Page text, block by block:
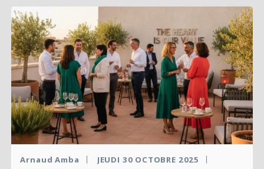
Arnaud Amba
JEUDI 30 OCTOBRE 2025